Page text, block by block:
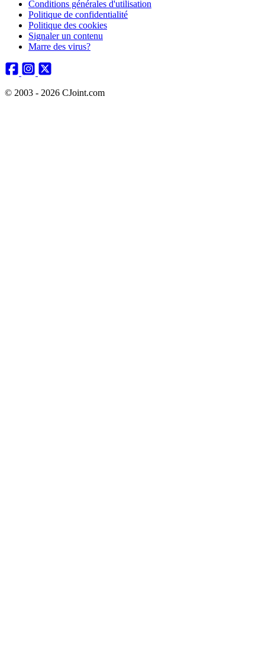
Conditions générales d'utilisation
Politique de confidentialité
Politique des cookies
Signaler un contenu
Marre des virus?
© 2003 - 2026 CJoint.com